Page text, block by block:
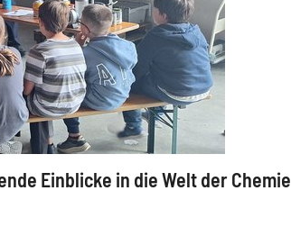
Einblicke in die Welt der Chemie